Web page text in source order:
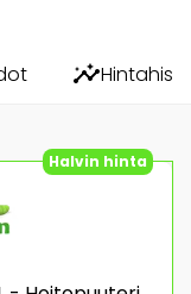
insights
Halvin hinta